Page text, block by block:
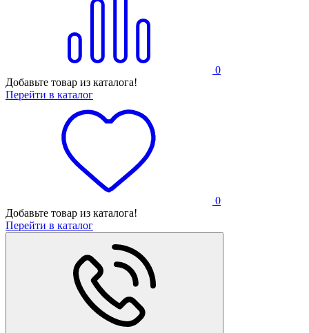
0
Добавьте товар из каталога!
Перейти в каталог
0
Добавьте товар из каталога!
Перейти в каталог